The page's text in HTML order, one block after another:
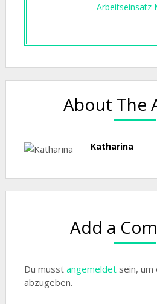
Arbeitseinsatz
About The
Katharina
Add a
Du musst angemeldetsein, um
abzugeben.